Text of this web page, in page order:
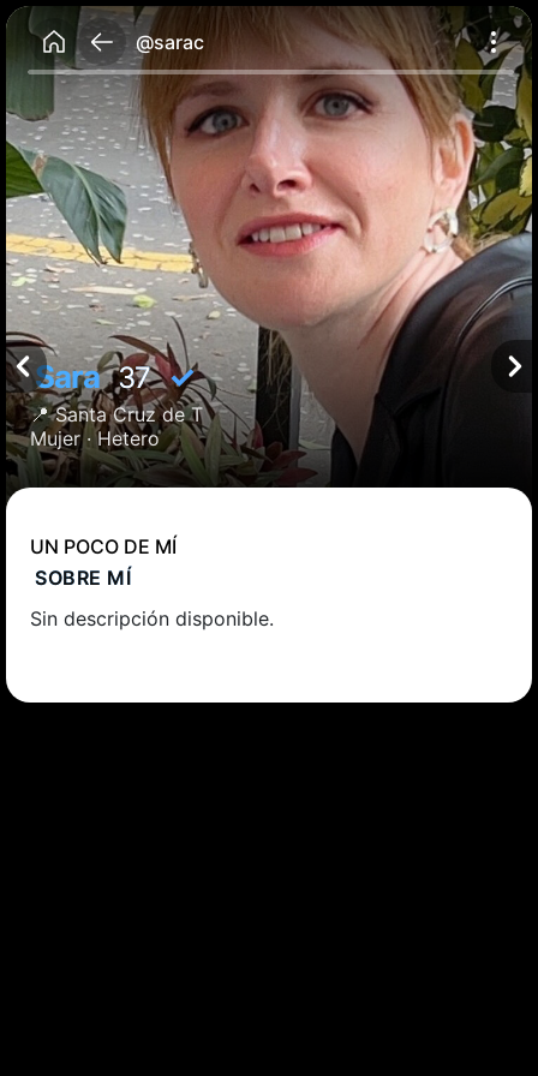
@sarac
Sara37✓
📍Santa Cruz de T
Mujer ·Hetero
UN POCO DE MÍ
SOBRE MÍ
Sin descripción disponible.